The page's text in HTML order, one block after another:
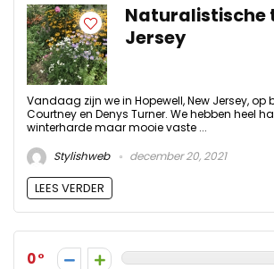
Naturalistische
Jersey
Vandaag zijn we in Hopewell, New Jersey, op
Courtney en Denys Turner. We hebben heel
winterharde maar mooie vaste ...
Stylishweb
december 20, 2021
LEES VERDER
0